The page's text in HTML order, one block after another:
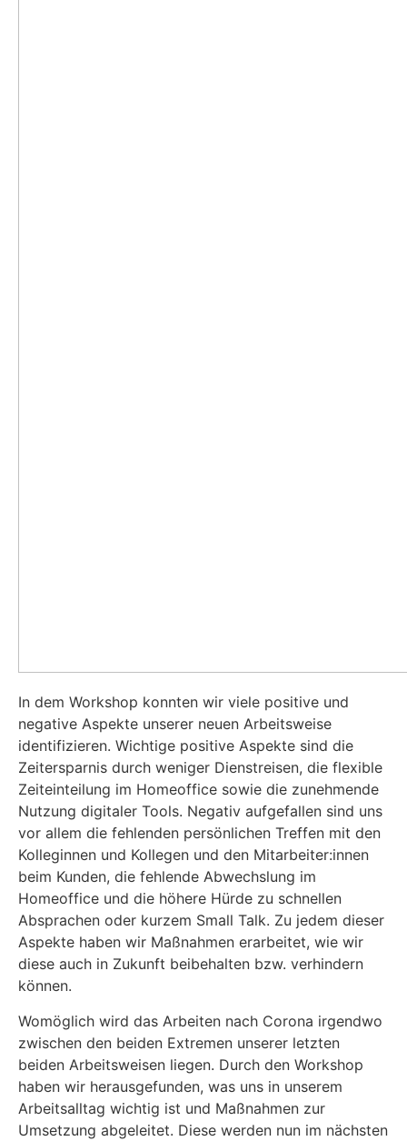
In dem Workshop konnten wir viele positive und
negative Aspekte unserer neuen Arbeitsweise
identifizieren. Wichtige positive Aspekte sind die
Zeitersparnis durch weniger Dienstreisen, die flexible
Zeiteinteilung im Homeoffice sowie die zunehmende
Nutzung digitaler Tools. Negativ aufgefallen sind uns
vor allem die fehlenden persönlichen Treffen mit den
Kolleginnen und Kollegen und den Mitarbeiter:innen
beim Kunden, die fehlende Abwechslung im
Homeoffice und die höhere Hürde zu schnellen
Absprachen oder kurzem Small Talk. Zu jedem dieser
Aspekte haben wir Maßnahmen erarbeitet, wie wir
diese auch in Zukunft beibehalten bzw. verhindern
können.
Womöglich wird das Arbeiten nach Corona irgendwo
zwischen den beiden Extremen unserer letzten
beiden Arbeitsweisen liegen. Durch den Workshop
haben wir herausgefunden, was uns in unserem
Arbeitsalltag wichtig ist und Maßnahmen zur
Umsetzung abgeleitet. Diese werden nun im nächsten